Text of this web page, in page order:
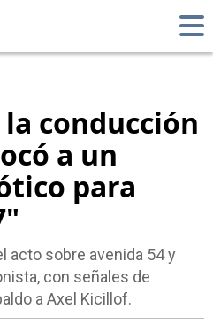
conducción
a un
para
acto sobre avenida 54 y
con señales de
a Axel Kicillof.